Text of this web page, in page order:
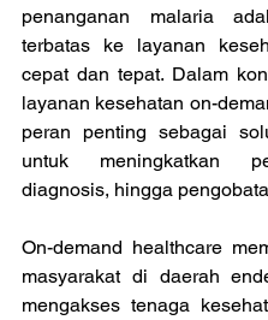
penanganan malaria
terbatas ke layanan
cepat dan tepat. Dalam
layanan kesehatan on-
peran penting sebagai
untuk meningkatkan
diagnosis, hingga
On-demand healthcare
masyarakat di daerah
mengakses tenaga